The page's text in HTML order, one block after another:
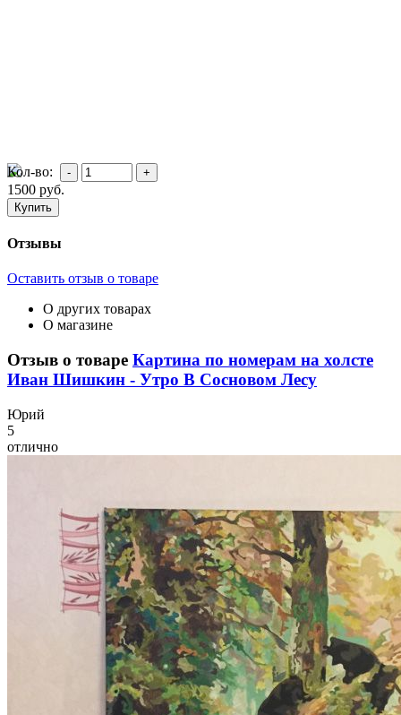
Кол-во:
1500 руб.
Отзывы
Оставить отзыв о товаре
О других товарах
О магазине
Отзыв о товаре Картина по номерам на холсте
Иван Шишкин - Утро В Сосновом Лесу
Юрий
5
отлично